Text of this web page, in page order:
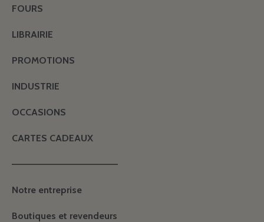
FOURS
LIBRAIRIE
PROMOTIONS
INDUSTRIE
OCCASIONS
CARTES CADEAUX
———————————————
Notre entreprise
Boutiques et revendeurs